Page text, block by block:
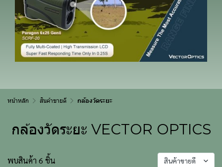
หน้าหลัก สินค้าขายดี กล้องวัดระยะ
กล้องวัดระยะ VECTOR OPTICS
พบสินค้า 6 ชิ้น สินค้าขายดี